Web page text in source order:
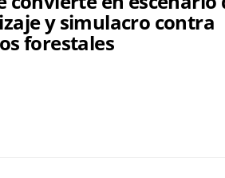
y simulacro contra
forestales